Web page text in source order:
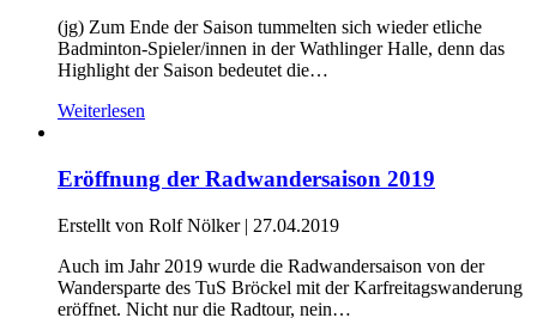
(jg) Zum Ende der Saison tummelten sich wieder etliche
Badminton-Spieler/innen in der Wathlinger Halle, denn das
Highlight der Saison bedeutet die…
Weiterlesen
Eröffnung der Radwandersaison 2019
Erstellt von Rolf Nölker | 27.04.2019
Auch im Jahr 2019 wurde die Radwandersaison von der
Wandersparte des TuS Bröckel mit der Karfreitagswanderung
eröffnet. Nicht nur die Radtour, nein…